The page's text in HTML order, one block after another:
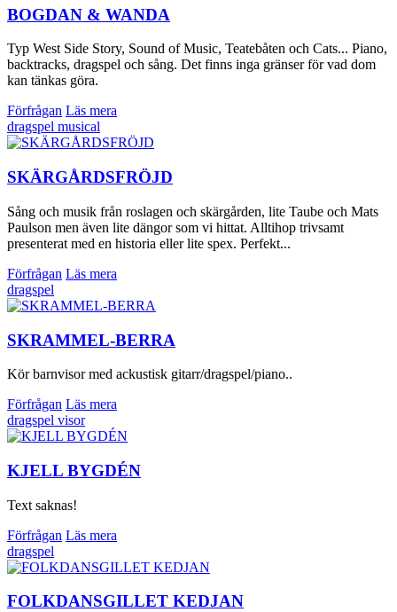
BOGDAN & WANDA
Typ West Side Story, Sound of Music, Teatebåten och Cats... Piano,
backtracks, dragspel och sång. Det finns inga gränser för vad dom
kan tänkas göra.
Förfrågan Läs mera
dragspel musical
SKÄRGÅRDSFRÖJD
Sång och musik från roslagen och skärgården, lite Taube och Mats
Paulson men även lite dängor som vi hittat. Alltihop trivsamt
presenterat med en historia eller lite spex. Perfekt...
Förfrågan Läs mera
dragspel
SKRAMMEL-BERRA
Kör barnvisor med ackustisk gitarr/dragspel/piano..
Förfrågan Läs mera
dragspel visor
KJELL BYGDÉN
Text saknas!
Förfrågan Läs mera
dragspel
FOLKDANSGILLET KEDJAN